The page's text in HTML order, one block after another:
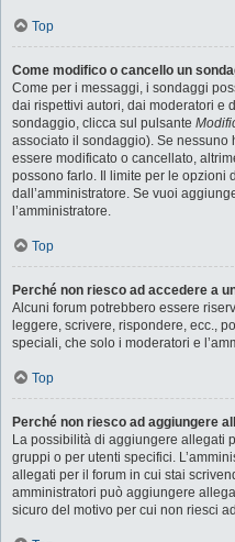
Top
Come modifico o cancello un
Come per i messaggi, i sondaggi
dai rispettivi autori, dai moderatori e
sondaggio, clicca sul pulsante
associato il sondaggio). Se
essere modificato o cancellato,
possono farlo. Il limite per le opzioni
dall’amministratore. Se vuoi
l’amministratore.
Top
Perché non riesco ad accedere a
Alcuni forum potrebbero essere
leggere, scrivere, rispondere, ecc.,
speciali, che solo i moderatori e
Top
Perché non riesco ad aggiungere
La possibilità di aggiungere allegati
gruppi o per utenti specifici.
allegati per il forum in cui stai
amministratori può aggiungere
sicuro del motivo per cui non riesci